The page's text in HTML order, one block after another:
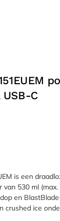
C
is een
530 ml
en
crushed ice